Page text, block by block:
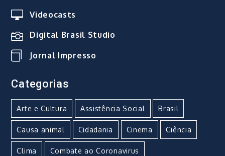
Videocasts
Digital Brasil Studio
Jornal Impresso
Categorias
Arte e Cultura Assistência Social Brasil
Causa animal Cidadania Cinema Ciência
Clima Combate ao Coronavirus